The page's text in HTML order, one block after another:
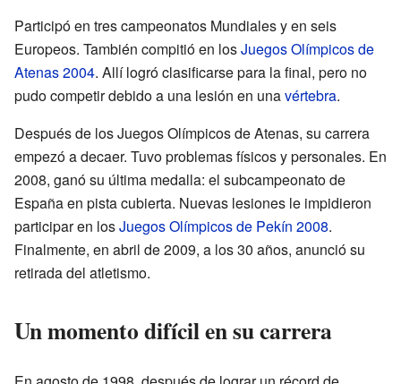
Participó en tres campeonatos Mundiales y en seis
Europeos. También compitió en losJuegos Olímpicos de
Atenas 2004. Allí logró clasificarse para la final, pero no
pudo competir debido a una lesión en unavértebra.
Después de los Juegos Olímpicos de Atenas, su carrera
empezó a decaer. Tuvo problemas físicos y personales. En
2008, ganó su última medalla: el subcampeonato de
España en pista cubierta. Nuevas lesiones le impidieron
participar en losJuegos Olímpicos de Pekín 2008.
Finalmente, en abril de 2009, a los 30 años, anunció su
retirada del atletismo.
Un momento difícil en su carrera